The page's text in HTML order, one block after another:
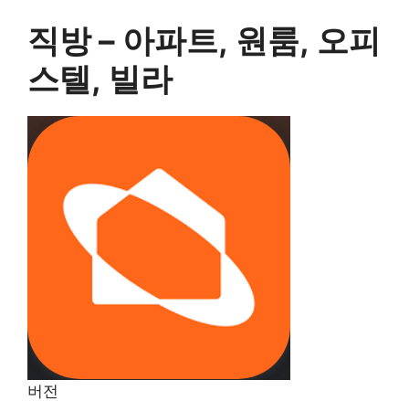
직방 – 아파트, 원룸, 오피
스텔, 빌라
버전